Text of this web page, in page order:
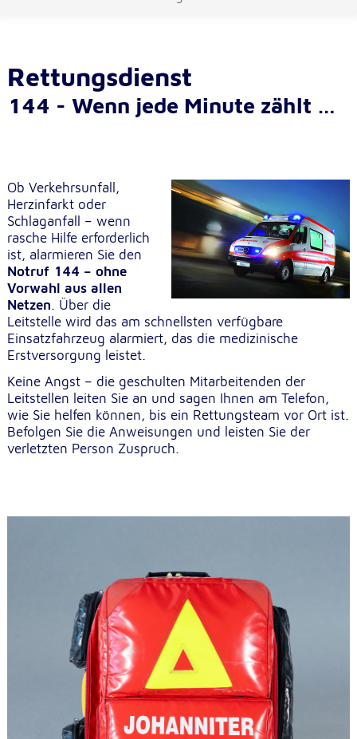
Rettungsdienst
144 - Wenn jede Minute zählt …
Ob Verkehrsunfall,
Herzinfarkt oder
Schlaganfall – wenn
rasche Hilfe erforderlich
ist, alarmieren Sie den
Notruf 144 – ohne
Vorwahl aus allen
Netzen. Über die
Leitstelle wird das am schnellsten verfügbare
Einsatzfahrzeug alarmiert, das die medizinische
Erstversorgung leistet.
Keine Angst – die geschulten Mitarbeitenden der
Leitstellen leiten Sie an und sagen Ihnen am Telefon,
wie Sie helfen können, bis ein Rettungsteam vor Ort ist.
Befolgen Sie die Anweisungen und leisten Sie der
verletzten Person Zuspruch.
Einverständnis-Cookie
Dieser Cookie speichert die ausgewählten
Einverständnis-Optionen des Benutzers
Cookie Laufzeit:
1 Jahr
Statistik
Statistik Cookies erfassen Informationen anonym.
Diese Informationen helfen uns zu verstehen, wie
unsere Besucher unsere Website nutzen.
Google Analytics
Name:
_ga, _gid, _gac_gb_
Cookie Laufzeit:
24 Stunden - 2 Jahre
Google Tag Manager
Anbieter:
Google LLC